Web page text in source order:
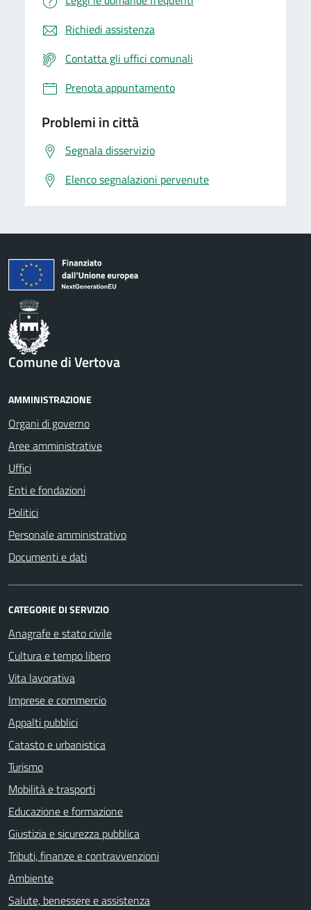
Richiedi assistenza
Contatta gli uffici comunali
Prenota appuntamento
Problemi in città
Segnala disservizio
Elenco segnalazioni pervenute
Comune di Vertova
AMMINISTRAZIONE
Organi di governo
Aree amministrative
Uffici
Enti e fondazioni
Politici
Personale amministrativo
Documenti e dati
CATEGORIE DI SERVIZIO
Anagrafe e stato civile
Cultura e tempo libero
Vita lavorativa
Imprese e commercio
Appalti pubblici
Catasto e urbanistica
Turismo
Mobilità e trasporti
Educazione e formazione
Giustizia e sicurezza pubblica
Tributi, finanze e contravvenzioni
Ambiente
Salute, benessere e assistenza